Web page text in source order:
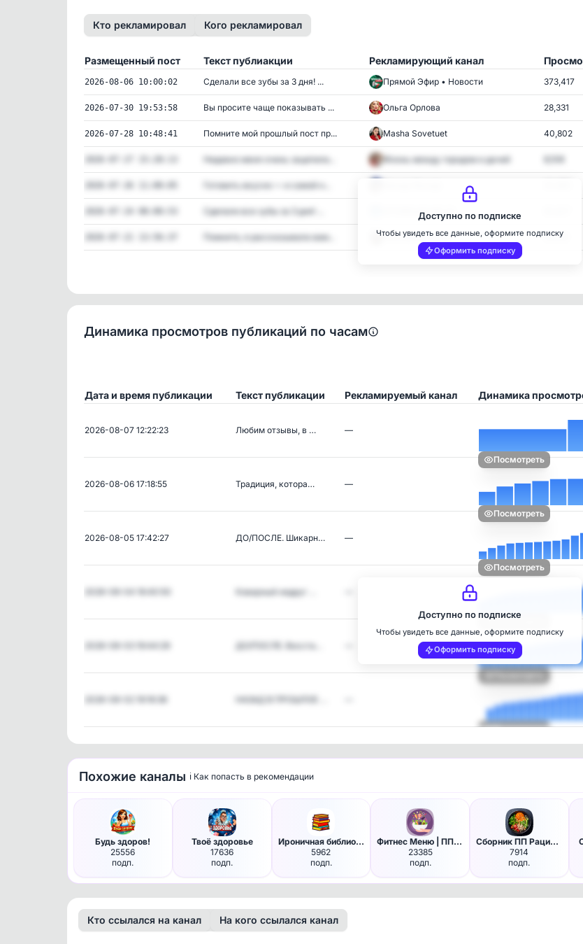
Кто рекламировал Кого рекламировал
Размещенный пост Текст публиакции Рекламирующий канал
2026-08-06 10:00:02 Сделали все зубы за 3 дня! ... Прямой Эфир • Новости 373,417
2026-07-30 19:53:58 Вы просите чаще показывать ... Ольга Орлова 28,331
2026-07-28 10:48:41 Помните мой прошлый пост пр... Masha Sovetuet 40,802
Недавно меня очень зацепила... Жизнь между городом и дачей
Готовить вкусно — и самой н...
Сделали все зубы за 3 дня! ... ОПОВЕЩЕНИЕ 52
Помните, я рассказывала вам... Екатерина Куми 29,159
Доступно по подписке
Чтобы увидеть все данные, оформите подписку
Оформить подписку
Динамика просмотров публикаций по часам
Дата и время публикации Текст публикации Рекламируемый канал Динамика
2026-08-07 12:22:23 Любим отзывы, в … —
Посмотреть
2026-08-06 17:18:55 Традиция, котора… —
Посмотреть
2026-08-05 17:42:27 ДО/ПОСЛЕ. Шикарн… —
Посмотреть
Коварный недруг …
Посмотреть
ДО/ПОСЛЕ. Восста…
Посмотреть
НАЗАД В ПРОШЛОЕ …
Посмотреть
Доступно по подписке
Чтобы увидеть все данные, оформите подписку
Оформить подписку
Похожие каналы ℹ️ Как попасть в рекомендации
Будь здоров!
25556
подп.
Твоё здоровье
17636
подп.
Ироничная библиотека
5962
подп.
Фитнес Меню | ПП рецепты
23385
подп.
Сборник ПП Рационов | Меню | …
7914
подп.
Кто ссылался на канал На кого ссылался канал